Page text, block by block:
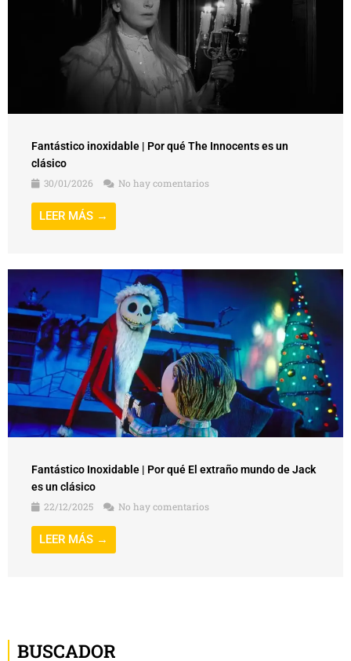
Fantástico inoxidable | Por qué The Innocents es un
clásico
30/01/2026
No hay comentarios
LEER MÁS →
Fantástico Inoxidable | Por qué El extraño mundo de Jack
es un clásico
22/12/2025
No hay comentarios
LEER MÁS →
BUSCADOR